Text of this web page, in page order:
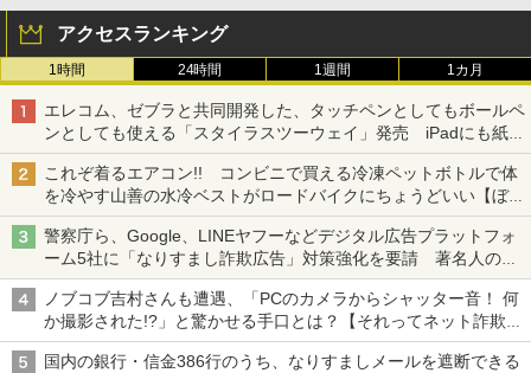
アクセスランキング
1時間 24時間 1週間 1カ月
エレコム、ゼブラと共同開発した、タッチペンとしてもボールペ
ンとしても使える「スタイラスツーウェイ」発売 iPadにも紙に
も、持ち替えずに書き込める
これぞ着るエアコン!! コンビニで買える冷凍ペットボトルで体
を冷やす山善の水冷ベストがロードバイクにちょうどいい【ぼっ
ち・ざ・ろーど！その14】【空いた時間でなにしてる？】
警察庁ら、Google、LINEヤフーなどデジタル広告プラットフォ
ーム5社に「なりすまし詐欺広告」対策強化を要請 著名人の写
真や映像を使った投資詐欺などへの対策として
ノブコブ吉村さんも遭遇、「PCのカメラからシャッター音！ 何
か撮影された!?」と驚かせる手口とは？【それってネット詐欺で
すよ！】
国内の銀行・信金386行のうち、なりすましメールを遮断できる